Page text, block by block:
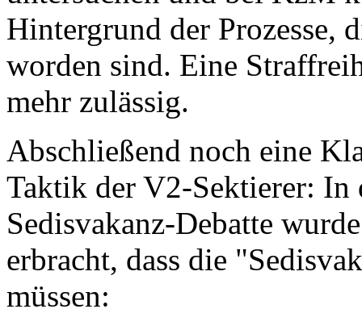
Hintergrund der Prozesse,
worden sind. Eine
mehr zulässig.
Abschließend noch eine
Taktik der V2-Sektierer: In
Sedisvakanz-Debatte
erbracht, dass die
müssen: